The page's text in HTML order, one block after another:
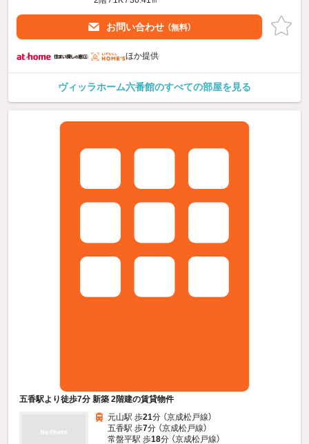
お問い合わせ （無料）
ほか提供
ヴィッラホーム六番館のすべての部屋を見る
五香駅より徒歩7分 新築 2階建の賃貸物件
元山駅 歩21分 （京成松戸線）
五香駅 歩7分 （京成松戸線）
常盤平駅 歩18分 （京成松戸線）